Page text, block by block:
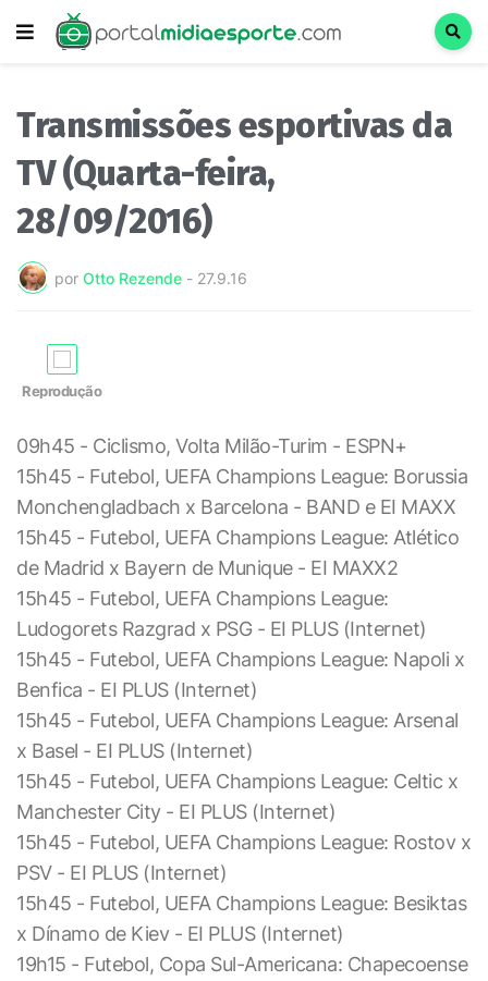
Transmissões esportivas da
TV (Quarta-feira,
28/09/2016)
por Otto Rezende - 27.9.16
Reprodução
09h45 - Ciclismo, Volta Milão-Turim - ESPN+
15h45 - Futebol, UEFA Champions League: Borussia
Monchengladbach x Barcelona - BAND e EI MAXX
15h45 - Futebol, UEFA Champions League: Atlético
de Madrid x Bayern de Munique - EI MAXX2
15h45 - Futebol, UEFA Champions League:
Ludogorets Razgrad x PSG - EI PLUS (Internet)
15h45 - Futebol, UEFA Champions League: Napoli x
Benfica - EI PLUS (Internet)
15h45 - Futebol, UEFA Champions League: Arsenal
x Basel - EI PLUS (Internet)
15h45 - Futebol, UEFA Champions League: Celtic x
Manchester City - EI PLUS (Internet)
15h45 - Futebol, UEFA Champions League: Rostov x
PSV - EI PLUS (Internet)
15h45 - Futebol, UEFA Champions League: Besiktas
x Dínamo de Kiev - EI PLUS (Internet)
19h15 - Futebol, Copa Sul-Americana: Chapecoense